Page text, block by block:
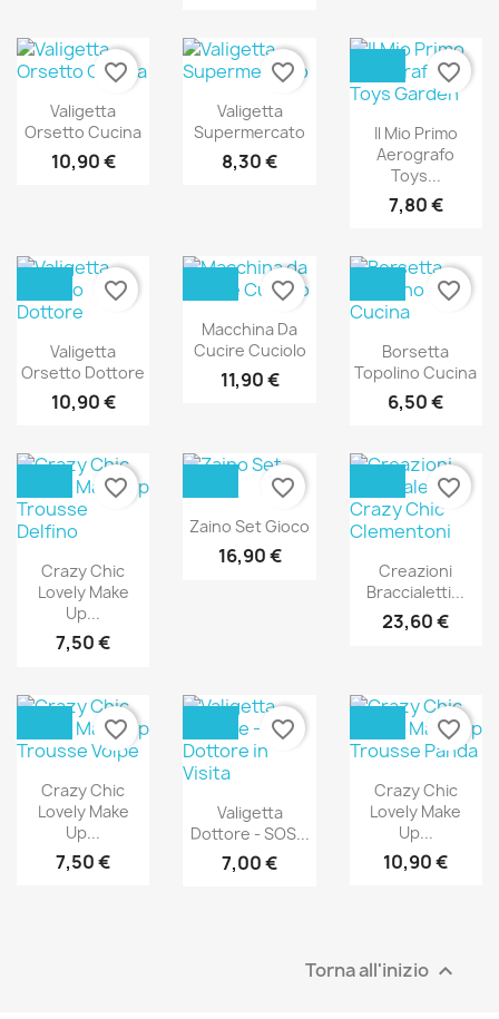
Valigetta
Orsetto Cucina
10,90 €
favorite_border
Valigetta
Supermercato
8,30 €
favorite_border
Il Mio Primo
Aerografo
Toys...
7,80 €
favorite_border
Valigetta
Orsetto Dottore
10,90 €
favorite_border
Macchina Da
Cucire Cuciolo
11,90 €
favorite_border
Borsetta
Topolino Cucina
6,50 €
favorite_border
Crazy Chic
Lovely Make
Up...
7,50 €
favorite_border
Zaino Set Gioco
16,90 €
favorite_border
Creazioni
Braccialetti...
23,60 €
favorite_border
Crazy Chic
Lovely Make
Up...
7,50 €
favorite_border
Valigetta
Dottore - SOS...
7,00 €
favorite_border
Crazy Chic
Lovely Make
Up...
10,90 €
favorite_border
Torna all'inizio 